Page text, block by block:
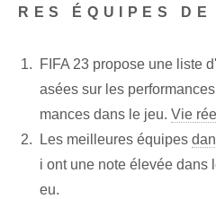
RES ÉQUIPES
FIFA 23​ propose une liste
asées sur les
mances dans le jeu. Vie
Les meilleures équipes
i ont une note élevée dans
eu.